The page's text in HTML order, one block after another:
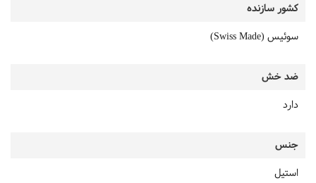
کشور سازنده
سوئیس (Swiss Made)
ضد خش
دارد
جنس
استیل